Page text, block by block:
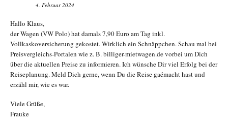
4. Februar 2024
Hallo Klaus,
der Wagen (VW Polo) hat damals 7,90 Euro am Tag inkl.
Vollkaskoversicherung gekostet. Wirklich ein Schnäppchen. Schau mal bei
Preisvergleichs-Portalen wie z. B. billiger-mietwagen.de vorbei um Dich
über die aktuellen Preise zu informieren. Ich wünsche Dir viel Erfolg bei der
Reiseplanung. Meld Dich gerne, wenn Du die Reise gaémacht hast und
erzähl mir, wie es war.
Viele Grüße,
Frauke